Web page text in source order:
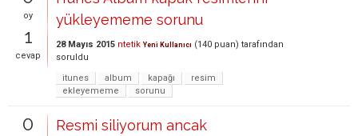
oy
1
cevap
yükleyememe sorunu
28 Mayıs 2015 ntetik Yeni Kullanıcı (140 puan) tarafından
soruldu
itunes
album kapağı
resim
ekleyememe
sorunu
0
Resmi siliyorum ancak